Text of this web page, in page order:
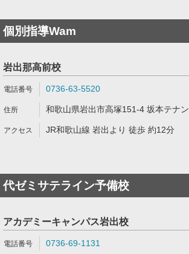
個別指導Wam
岩出那高前校
0736-63-5520
和歌山県岩出市高塚151-4 坂本テナ
JR和歌山線 岩出より 徒歩 約12分
代ゼミサテライン予備校
アカデミーキャンパス岩出校
0736-69-1131